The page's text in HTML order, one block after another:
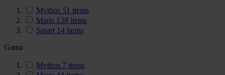
Mythos 51 items
Maris 128 items
Smart 14 items
Gama
Mythos 7 items